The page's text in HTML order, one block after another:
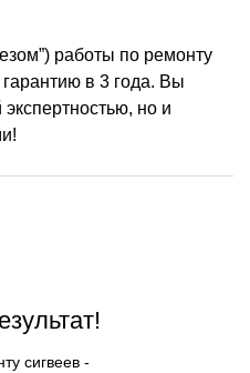
работы по ремонту
в 3 года. Вы
но и
сигвеев -